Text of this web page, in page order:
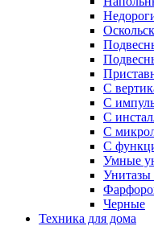
С
С
С
С
С
Умные
Унитазы
Черные
Техника для дома